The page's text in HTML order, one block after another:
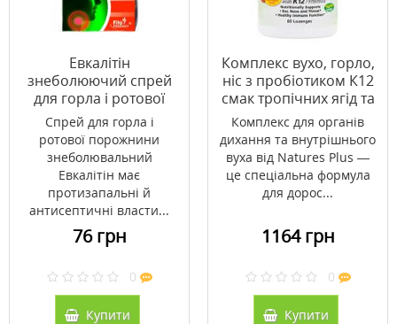
Евкалітін
знеболюючий спрей
для горла і ротової
порожнини 30 мл
Спрей для горла і
ротової порожнини
знеболювальний
Евкалітін має
протизапальні й
антисептичні власти...
76 грн
0
Купити
Комплекс вухо, горло,
ніс з пробіотиком К12
смак тропічних ягід та
вишні Natures Plus 60
таблеток для
розсмоктування
Комплекс для органів
дихання та внутрішнього
вуха від Natures Plus —
це спеціальна формула
для дорос...
1164 грн
0
Купити